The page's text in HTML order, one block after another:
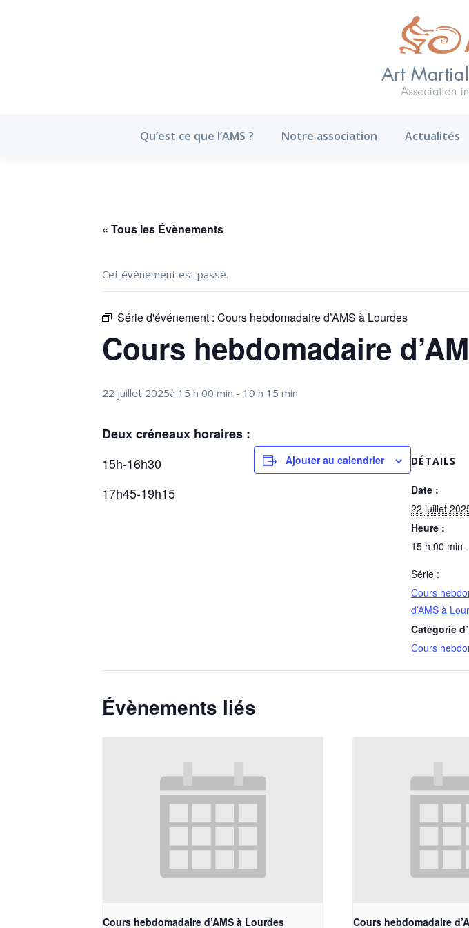
Qu’est ce que l’AMS ? Notre association Actualités
« Tous les Évènements
Cet évènement est passé.
Série d'événement : Cours hebdomadaire d’AMS à Lourdes
Cours hebdomadaire
22 juillet 2025à 15 h 00 min - 19 h 15 min
Deux créneaux horaires :
15h-16h30
17h45-19h15
Ajouter au calendrier DÉTAILS
Date :
22 juillet
Heure :
15 h 00 min
Série :
Cours
d’AMS à
Catégorie
Cours
Évènements liés
Cours hebdomadaire d’AMS à Lourdes Cours hebdomadaire
Notre association